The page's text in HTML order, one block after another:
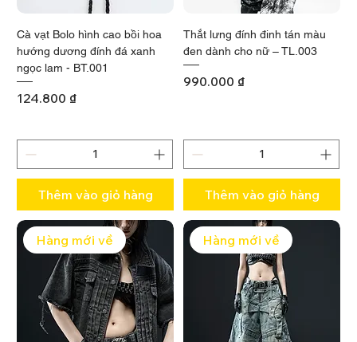
Cà vạt Bolo hình cao bồi hoa
hướng dương đính đá xanh
ngọc lam - BT.001
Giá
124.800 ₫
Thêm vào giỏ hàng
Thắt lưng đính đinh tán màu
đen dành cho nữ – TL.003
Giá
990.000 ₫
Thêm vào giỏ hàng
Hàng mới về Hàng mới về